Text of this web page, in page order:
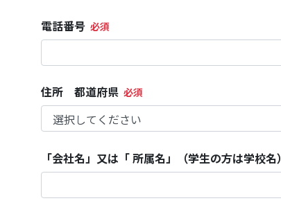
電話番号
住所 都道府県
「会社名」又は「 所属名」（学生の方は学校名）